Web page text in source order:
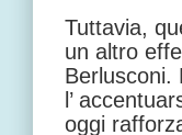
Tuttavia,
un altro
Berlusconi.
l’
oggi